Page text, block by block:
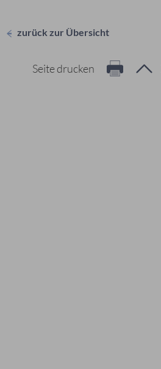
zurück zur Übersicht
Seite drucken